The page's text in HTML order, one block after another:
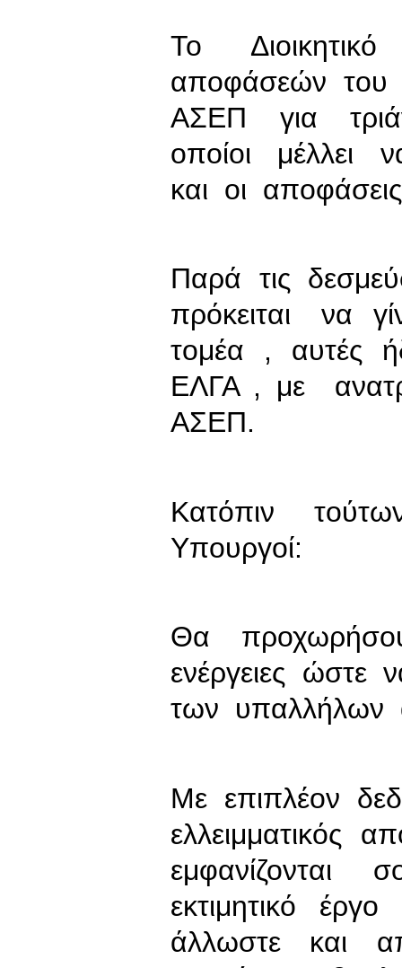
Το
αποφάσεών του
ΑΣΕΠ για
οποίοι μέλλει
και οι
Παρά τις
πρόκειται να
τομέα , αυτές
ΕΛΓΑ , με
ΑΣΕΠ.
Κατόπιν
Υπουργοί:
Θα
ενέργειες
των υπαλλήλων
Με επιπλέον
ελλειμματικός
εμφανίζονται
εκτιμητικό
άλλωστε και